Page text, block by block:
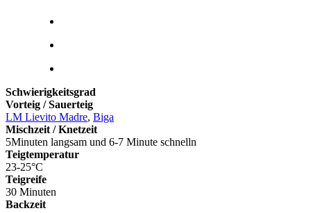
Schwierigkeitsgrad
Vorteig / Sauerteig
LM Lievito Madre, Biga
Mischzeit / Knetzeit
5Minuten langsam und 6-7 Minute schnelln
Teigtemperatur
23-25°C
Teigreife
30 Minuten
Backzeit